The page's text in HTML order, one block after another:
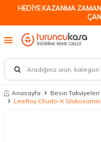
HEDİYE KAZANMA
Anasayfa Besin Takviyeleri
LeeRoy Chudo-X